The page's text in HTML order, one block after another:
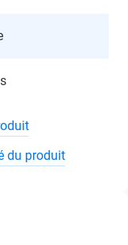
du produit